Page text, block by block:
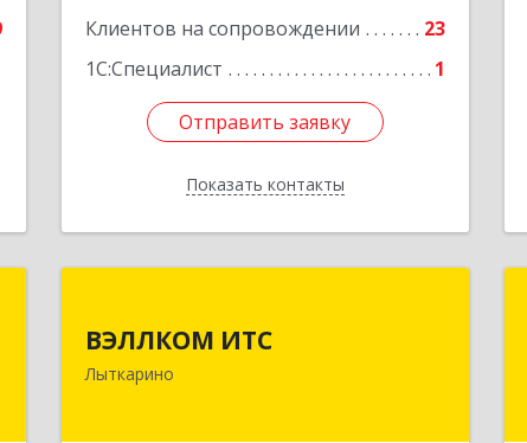
Клиентов на сопровождении
23
1С:Специалист
1
Отправить заявку
Показать контакты
Отправить заявку
Назад
ВЭЛЛКОМ ИТС
Лыткарино
г.о., Лыткарино г, Первомайская ул,